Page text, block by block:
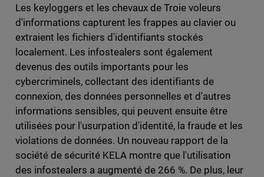
Les keyloggers et les chevaux de Troie voleurs
d'informations capturent les frappes au clavier ou
extraient les fichiers d'identifiants stockés
localement. Les infostealers sont également
devenus des outils importants pour les
cybercriminels, collectant des identifiants de
connexion, des données personnelles et d'autres
informations sensibles, qui peuvent ensuite être
utilisées pour l'usurpation d'identité, la fraude et les
violations de données. Un nouveau rapport de la
société de sécurité KELA montre que l'utilisation
des infostealers a augmenté de 266 %. De plus, leur